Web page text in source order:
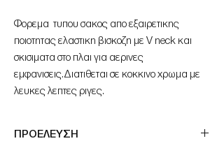
Φορεμα τυπου σακος απο εξαιρετικης
ποιοτητας ελαστικη βισκοζη με V neck και
σκισιματα στο πλαι για αερινες
εμφανισεις.Διατιθεται σε κοκκινο χρωμα με
λευκες λεπτες ριγες.
ΠΡΟΕΛΕΥΣΗ